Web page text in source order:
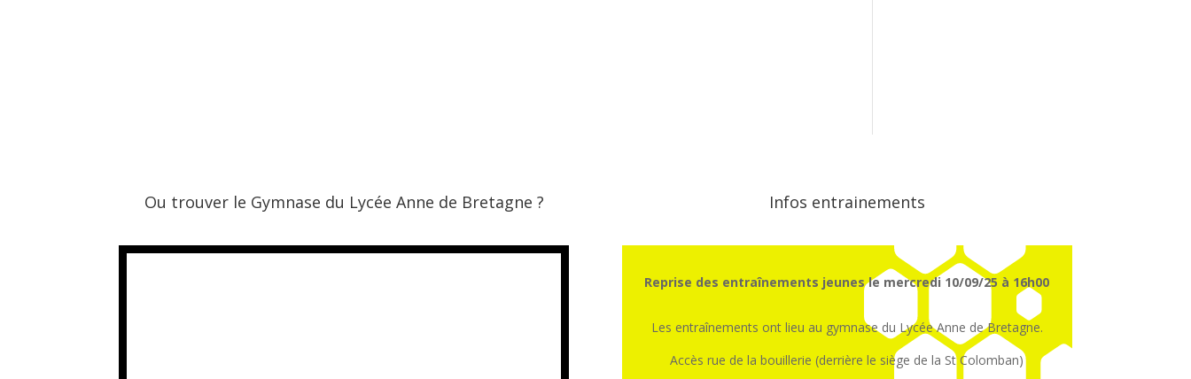
Ou trouver le Gymnase du Lycée Anne de Bretagne ? Infos entrainements
Reprise des entraînements jeunes le mercredi 10/09/25 à 16h00
Les entraînements ont lieu au gymnase du Lycée Anne de Bretagne.
Accès rue de la bouillerie (derrière le siège de la St Colomban)